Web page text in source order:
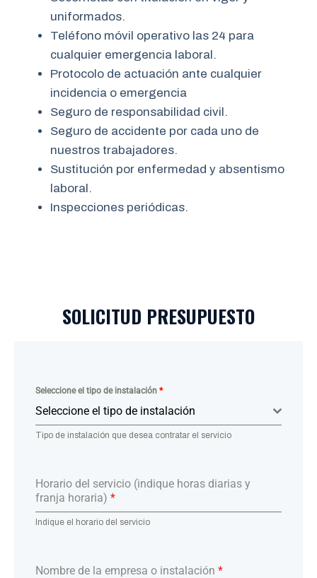
uniformados.
Teléfono móvil operativo las 24 para
cualquier emergencia laboral.
Protocolo de actuación ante cualquier
incidencia o emergencia
Seguro de responsabilidad civil.
Seguro de accidente por cada uno de
nuestros trabajadores.
Sustitución por enfermedad y absentismo
laboral.
Inspecciones periódicas.
SOLICITUD PRESUPUESTO
Seleccione el tipo de instalación *
Seleccione el tipo de instalación
Tipo de instalación que desea contratar el servicio
Horario del servicio (indique horas diarias y
franja horaria) *
Indique el horario del servicio
Nombre de la empresa o instalación *